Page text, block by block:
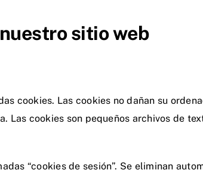
sitio web
cookies. Las cookies no dañan su
Las cookies son pequeños archivos de
“cookies de sesión”. Se eliminan